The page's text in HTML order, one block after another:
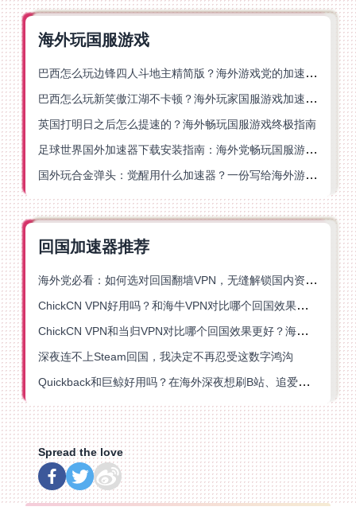
海外玩国服游戏
巴西怎么玩边锋四人斗地主精简版？海外游戏党的加速器终极选择
巴西怎么玩新笑傲江湖不卡顿？海外玩家国服游戏加速终极指南（附猫和老鼠一梦江湖实测）
英国打明日之后怎么提速的？海外畅玩国服游戏终极指南
足球世界国外加速器下载安装指南：海外党畅玩国服游戏的终极解决方案
国外玩合金弹头：觉醒用什么加速器？一份写给海外游子的畅玩指南
回国加速器推荐
海外党必看：如何选对回国翻墙VPN，无缝解锁国内资源？
ChickCN VPN好用吗？和海牛VPN对比哪个回国效果更好？
ChickCN VPN和当归VPN对比哪个回国效果更好？海外党亲测后选了它
深夜连不上Steam回国，我决定不再忍受这数字鸿沟
Quickback和巨鲸好用吗？在海外深夜想刷B站、追爱奇艺的你，或许正需要这份答案
Spread the love